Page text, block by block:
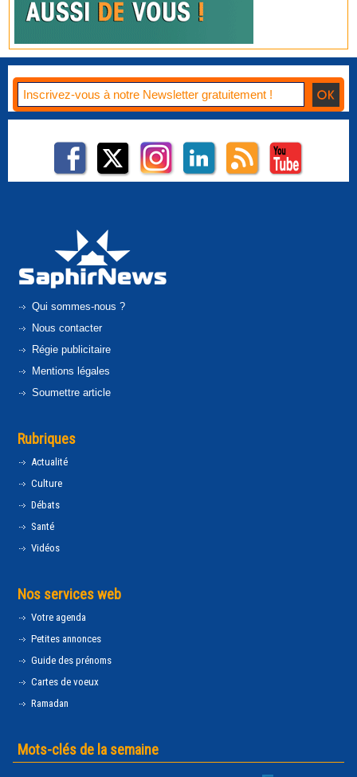
Qui sommes-nous ?
Nous contacter
Régie publicitaire
Mentions légales
Soumettre article
Rubriques
Actualité
Culture
Débats
Santé
Vidéos
Nos services web
Votre agenda
Petites annonces
Guide des prénoms
Cartes de voeux
Ramadan
Mots-clés de la semaine